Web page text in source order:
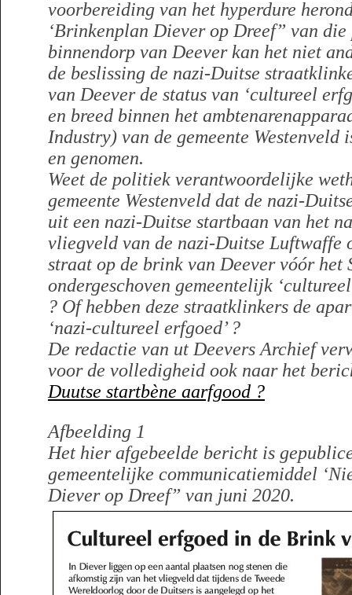
voorbereiding van het hyperdure
‘Brinkenplan Diever op Dreef” van
binnendorp van Deever kan het niet
de beslissing de nazi-Duitse
van Deever de status van ‘cultureel
en breed binnen het
Industry) van de gemeente Westenveld
en genomen.
Weet de politiek verantwoordelijke
gemeente Westenveld dat de nazi-
uit een nazi-Duitse startbaan van het
vliegveld van de nazi-Duitse Luftwaffe
straat op de brink van Deever vóór het
ondergeschoven gemeentelijk
? Of hebben deze straatklinkers de
‘nazi-cultureel erfgoed’ ?
De redactie van ut Deevers Archief
voor de volledigheid ook naar het
Duutse startbène aarfgood ?
Afbeelding 1
Het hier afgebeelde bericht is
gemeentelijke communicatiemiddel
Diever op Dreef” van juni 2020.